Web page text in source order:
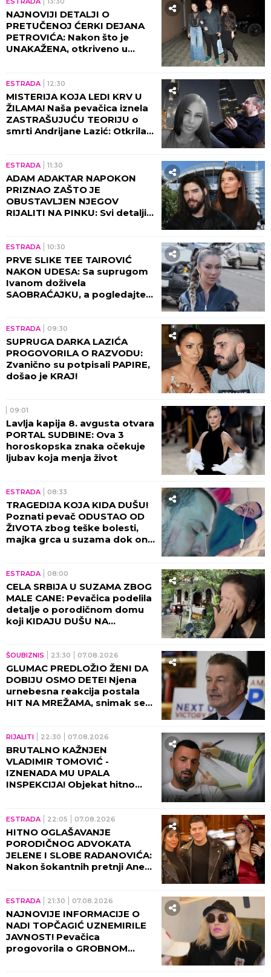
NAJNOVIJI DETALJI O
PRETUČENOJ ĆERKI DEJANA
PETROVIĆA: Nakon što je
UNAKAŽENA, otkriveno u
ESTRADA 12:30
MISTERIJA KOJA LEDI KRV U
ŽILAMA! Naša pevačica iznela
ZASTRAŠUJUĆU TEORIJU o
smrti Andrijane Lazić: Otkrila
ESTRADA 11:30
ADAM ADAKTAR NAPOKON
PRIZNAO ZAŠTO JE
OBUSTAVLJEN NJEGOV
RIJALITI NA PINKU: Svi detalji
ESTRADA 10:30
PRVE SLIKE TEE TAIROVIĆ
NAKON UDESA: Sa suprugom
Ivanom doživela
SAOBRAĆAJKU, a pogledajte
ESTRADA 09:30
SUPRUGA DARKA LAZIĆA
PROGOVORILA O RAZVODU:
Zvanično su potpisali PAPIRE,
došao je KRAJ!
09:01
Lavlja kapija 8. avgusta otvara
PORTAL SUDBINE: Ova 3
horoskopska znaka očekuje
ljubav koja menja život
ESTRADA 08:33
TRAGEDIJA KOJA KIDA DUŠU!
Poznati pevač ODUSTAO OD
ŽIVOTA zbog teške bolesti,
majka grca u suzama dok on
ESTRADA 08:00
CELA SRBIJA U SUZAMA ZBOG
MALE CANE: Pevačica podelila
detalje o porodičnom domu
koji KIDAJU DUŠU NA
ŠOUBIZNIS 23:30 07.08.2026
GLUMAC PREDLOŽIO ŽENI DA
DOBIJU OSMO DETE! Njena
urnebesna reakcija postala
HIT NA MREŽAMA, snimak se
RIJALITI 22:30 07.08.2026
BRUTALNO KAŽNJEN
VLADIMIR TOMOVIĆ -
IZNENADA MU UPALA
INSPEKCIJA! Objekat hitno
ESTRADA 22:05 07.08.2026
HITNO OGLAŠAVANJE
PORODIČNOG ADVOKATA
JELENE I SLOBE RADANOVIĆA:
Nakon šokantnih pretnji Ane
ESTRADA 21:30 07.08.2026
NAJNOVIJE INFORMACIJE O
NADI TOPČAGIĆ UZNEMIRILE
JAVNOST! Pevačica
progovorila o GROBNOM